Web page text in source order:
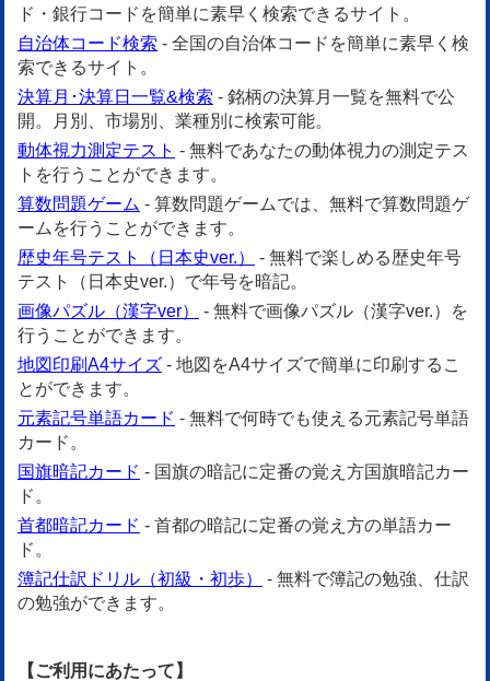
ド・銀行コードを簡単に素早く検索できるサイト。
自治体コード検索 - 全国の自治体コードを簡単に素早く検
索できるサイト。
決算月･決算日一覧&検索 - 銘柄の決算月一覧を無料で公
開。月別、市場別、業種別に検索可能。
動体視力測定テスト - 無料であなたの動体視力の測定テス
トを行うことができます。
算数問題ゲーム - 算数問題ゲームでは、無料で算数問題ゲ
ームを行うことができます。
歴史年号テスト（日本史ver.）
- 無料で楽しめる歴史年号
テスト（日本史ver.）で年号を暗記。
画像パズル（漢字ver）
- 無料で画像パズル（漢字ver.）を
行うことができます。
地図印刷A4サイズ - 地図をA4サイズで簡単に印刷するこ
とができます。
元素記号単語カード - 無料で何時でも使える元素記号単語
カード。
国旗暗記カード - 国旗の暗記に定番の覚え方国旗暗記カー
ド。
首都暗記カード - 首都の暗記に定番の覚え方の単語カー
ド。
簿記仕訳ドリル（初級・初歩）
- 無料で簿記の勉強、仕訳
の勉強ができます。
【ご利用にあたって】